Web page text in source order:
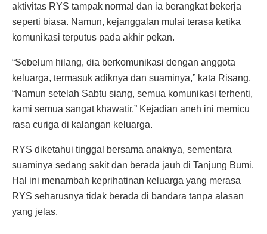
aktivitas RYS tampak normal dan ia berangkat bekerja
seperti biasa. Namun, kejanggalan mulai terasa ketika
komunikasi terputus pada akhir pekan.
“Sebelum hilang, dia berkomunikasi dengan anggota
keluarga, termasuk adiknya dan suaminya,” kata Risang.
“Namun setelah Sabtu siang, semua komunikasi terhenti,
kami semua sangat khawatir.” Kejadian aneh ini memicu
rasa curiga di kalangan keluarga.
RYS diketahui tinggal bersama anaknya, sementara
suaminya sedang sakit dan berada jauh di Tanjung Bumi.
Hal ini menambah keprihatinan keluarga yang merasa
RYS seharusnya tidak berada di bandara tanpa alasan
yang jelas.